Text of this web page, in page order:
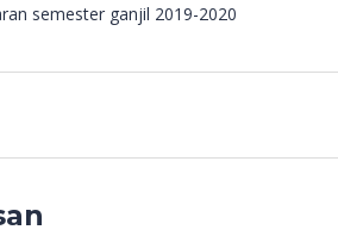
semester ganjil 2019-2020